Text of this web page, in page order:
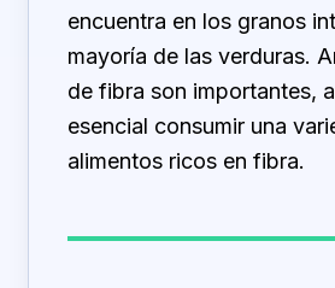
encuentra en los granos
mayoría de las verduras.
de fibra son importantes,
esencial consumir una
alimentos ricos en fibra.